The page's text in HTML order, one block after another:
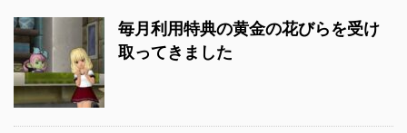
毎月利用特典の黄金の花びらを受け
取ってきました